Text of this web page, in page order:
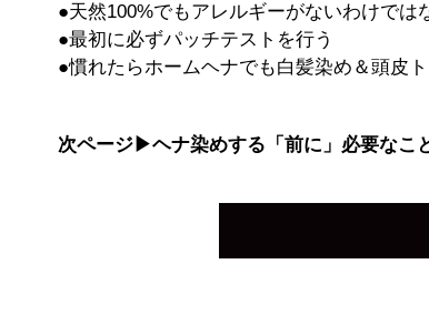
●天然100%でもアレルギーがないわけでは
●最初に必ずパッチテストを行う
●慣れたらホームヘナでも白髪染め＆頭皮
次ページ▶ヘナ染めする「前に」必要なこ